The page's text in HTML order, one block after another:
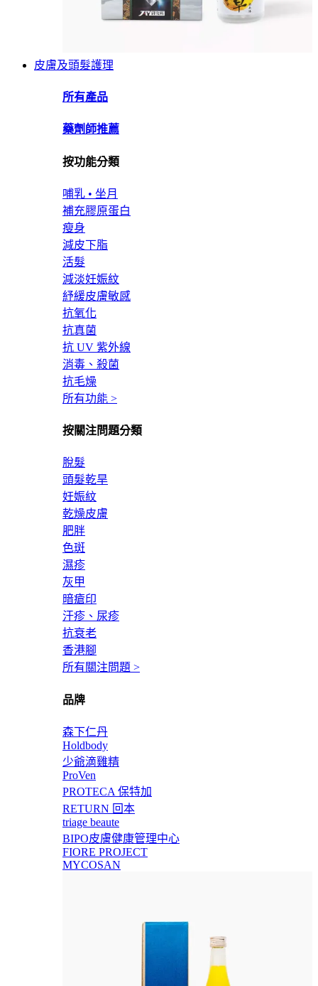
皮膚及頭髮護理
所有產品
藥劑師推薦
按功能分類
哺乳 • 坐月
補充膠原蛋白
瘦身
減皮下脂
活髮
減淡妊娠紋
紓緩皮膚敏感
抗氧化
抗真菌
抗 UV 紫外線
消毒、殺菌
抗毛燥
所有功能 >
按關注問題分類
脫髮
頭髮乾旱
妊娠紋
乾燥皮膚
肥胖
色斑
濕疹
灰甲
暗瘡印
汗疹、尿疹
抗衰老
香港腳
所有關注問題 >
品牌
森下仁丹
Holdbody
少爺滴雞精
ProVen
PROTECA 保特加
RETURN 回本
triage beaute
BIPO皮膚健康管理中心
FIORE PROJECT
MYCOSAN